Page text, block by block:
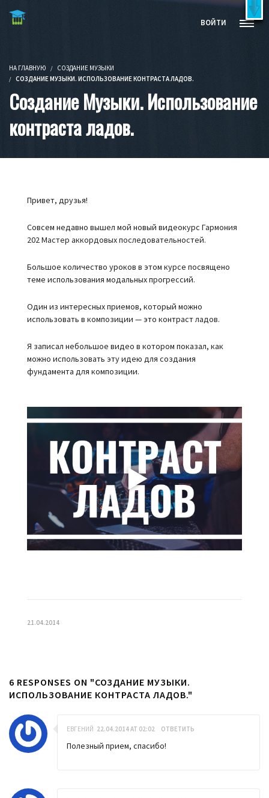
Бесплатные видеокурсы и книги
ВОЙТИ
НА ГЛАВНУЮ
СОЗДАНИЕ МУЗЫКИ
СОЗДАНИЕ МУЗЫКИ. ИСПОЛЬЗОВАНИЕ КОНТРАСТА ЛАДОВ.
Создание Музыки. Использование
контраста ладов.
Привет, друзья!
Совсем недавно вышел мой новый видеокурс Гармония
202 Мастер аккордовых последовательностей.
Большое количество уроков в этом курсе посвящено
теме использования модальных прогрессий.
Один из интересных приемов, который можно
использовать в композиции — это контрастладов.
Я записал небольшое видео в котором показал, как
можно использовать эту идею для создания
фундамента для композиции.
21.04.2014
6 RESPONSES ON "СОЗДАНИЕ МУЗЫКИ.
ИСПОЛЬЗОВАНИЕ КОНТРАСТА ЛАДОВ."
ЕВГЕНИЙ 22.04.2014 AT 02:02 ОТВЕТИТЬ
Полезный прием, спасибо!